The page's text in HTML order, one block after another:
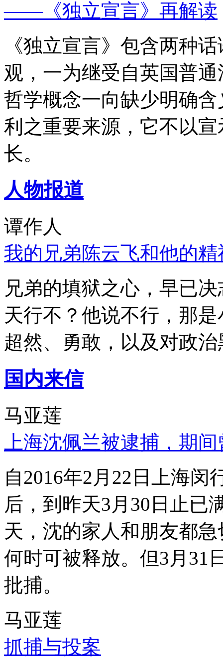
——《独立宣言》再解读
《独立宣言》包含两种
观，一为继受自英国普
哲学概念一向缺少明确
利之重要来源，它不以
长。
人物报道
谭作人
我的兄弟陈云飞和他的
兄弟的填狱之心，早已
天行不？他说不行，那
超然、勇敢，以及对政
国内来信
马亚莲
上海沈佩兰被逮捕，期
自2016年2月22日上海
后，到昨天3月30日止已
天，沈的家人和朋友都
何时可被释放。但3月31
批捕。
马亚莲
抓捕与投案